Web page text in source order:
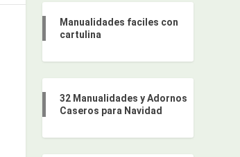
Manualidades faciles con
cartulina
32 Manualidades y Adornos
Caseros para Navidad